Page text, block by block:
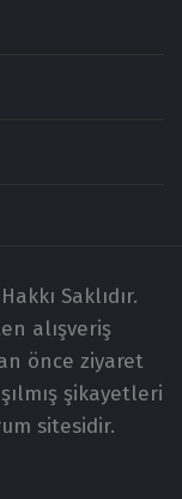
Saklıdır.
alışveriş
önce ziyaret
şikayetleri
sitesidir.